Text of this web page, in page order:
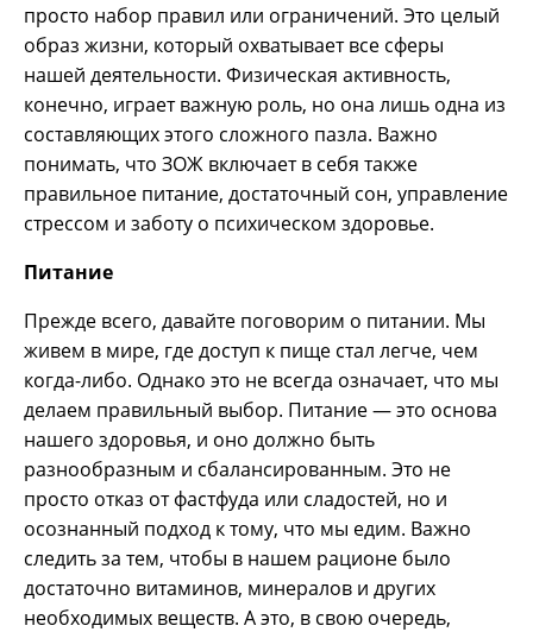
просто набор правил или ограничений. Это целый
образ жизни, который охватывает все сферы
нашей деятельности. Физическая активность,
конечно, играет важную роль, но она лишь одна из
составляющих этого сложного пазла. Важно
понимать, что ЗОЖ включает в себя также
правильное питание, достаточный сон, управление
стрессом и заботу о психическом здоровье.
Питание
Прежде всего, давайте поговорим о питании. Мы
живем в мире, где доступ к пище стал легче, чем
когда-либо. Однако это не всегда означает, что мы
делаем правильный выбор. Питание — это основа
нашего здоровья, и оно должно быть
разнообразным и сбалансированным. Это не
просто отказ от фастфуда или сладостей, но и
осознанный подход к тому, что мы едим. Важно
следить за тем, чтобы в нашем рационе было
достаточно витаминов, минералов и других
необходимых веществ. А это, в свою очередь,